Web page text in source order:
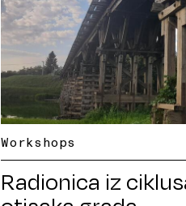
Workshops
Radionica iz